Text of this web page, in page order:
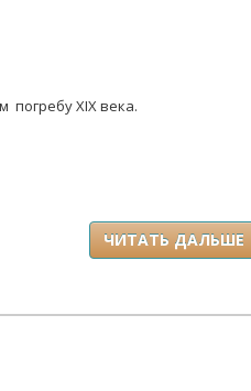
погребу XIX века.
ЧИТАТЬ ДАЛЬШЕ